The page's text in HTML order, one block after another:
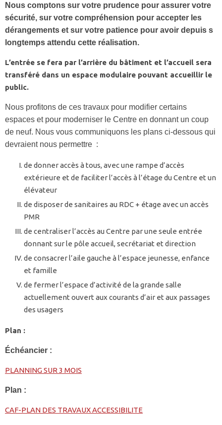
Nous comptons sur votre prudence pour assurer votre
sécurité, sur votre compréhension pour accepter les
dérangements et sur votre patience pour avoir depuis s
longtemps attendu cette réalisation.
L’entrée se fera par l’arrière du bâtiment et l’accueil sera
transféré dans un espace modulaire pouvant accueillir le
public.
Nous profitons de ces travaux pour modifier certains
espaces et pour moderniser le Centre en donnant un coup
de neuf. Nous vous communiquons les plans ci-dessous qui
devraient nous permettre :
de donner accès à tous, avec une rampe d’accès
extérieure et de faciliter l’accès à l’étage du Centre et un
élévateur
de disposer de sanitaires au RDC + étage avec un accès
PMR
de centraliser l’accès au Centre par une seule entrée
donnant sur le pôle accueil, secrétariat et direction
de consacrer l’aile gauche à l’espace jeunesse, enfance
et famille
de fermer l’espace d’activité de la grande salle
actuellement ouvert aux courants d’air et aux passages
des usagers
Plan :
Échéancier :
PLANNING SUR 3 MOIS
Plan :
CAF-PLAN DES TRAVAUX ACCESSIBILITE